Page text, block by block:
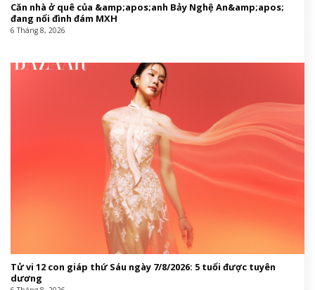
Căn nhà ở quê của &amp;apos;anh Bảy Nghệ An&amp;apos;
đang nổi đình đám MXH
6 Tháng 8, 2026
Tử vi 12 con giáp thứ Sáu ngày 7/8/2026: 5 tuổi được tuyên
dương